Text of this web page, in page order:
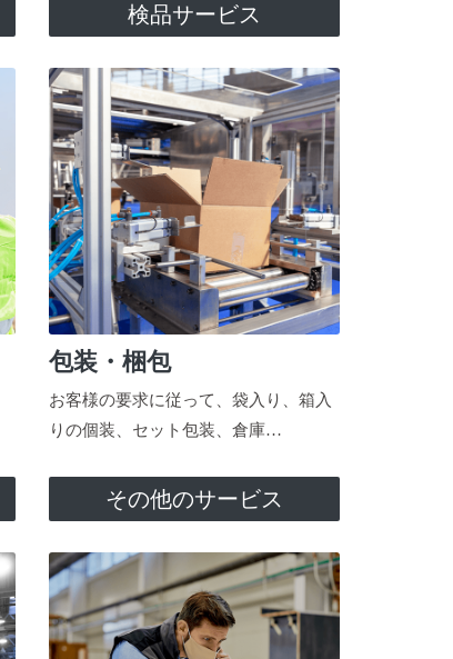
検品サービス
包装・梱包
お客様の要求に従って、袋入り、箱入
りの個装、セット包装、倉庫…
その他のサービス